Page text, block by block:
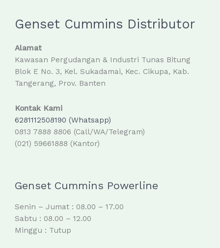
Genset Cummins Distributor
Alamat
Kawasan Pergudangan & Industri Tunas Bitung
Blok E No. 3, Kel. Sukadamai, Kec. Cikupa, Kab.
Tangerang, Prov. Banten
Kontak Kami
6281112508190 (Whatsapp)
0813 7888 8806 (Call/WA/Telegram)
(021) 59661888 (Kantor)
Genset Cummins Powerline
Senin – Jumat : 08.00 – 17.00
Sabtu : 08.00 – 12.00
Minggu : Tutup